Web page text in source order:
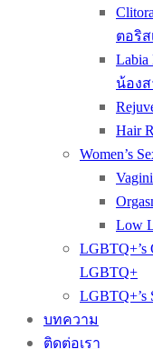
ตอริ
น้องส
Hair
Women’s
Low
LGBTQ+
บทความ
ติดต่อเรา